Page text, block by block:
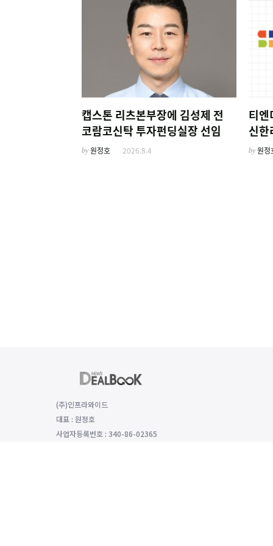
캡스톤 리츠본부장에 김성제 전
코람코신탁 투자펀딩실장 선임
by원정호 2026.8.4
티엔
신한
by원정
(주)인프라와이드
대표 : 원정호
사업자등록번호 : 340-86-02365